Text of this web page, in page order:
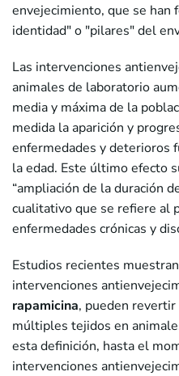
envejecimiento, que se han
identidad" o "pilares" del
Las intervenciones
animales de laboratorio
media y máxima de la
medida la aparición y
enfermedades y deterioros
la edad. Este último efecto
“ampliación de la duración
cualitativo que se refiere al
enfermedades crónicas y
Estudios recientes
intervenciones
rapamicina, pueden
múltiples tejidos en
esta definición, hasta el
intervenciones